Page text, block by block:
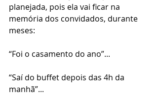
planejada, pois ela vai ficar na
memória dos convidados, durante
meses:
“Foi o casamento do ano”...
“Saí do buffet depois das 4h da
manhã”...